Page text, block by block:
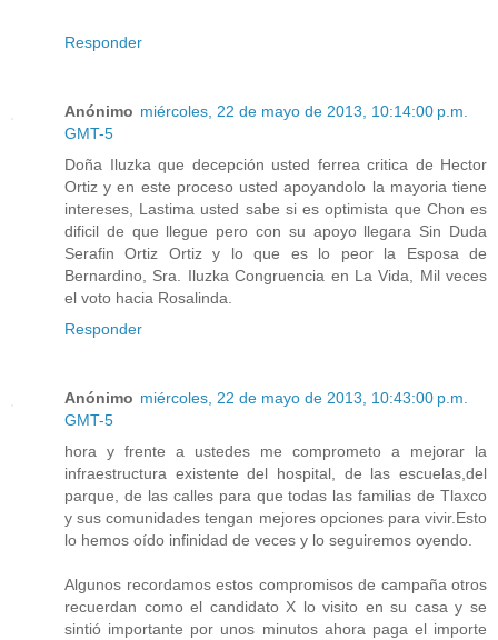
Responder
Anónimo miércoles, 22 de mayo de 2013, 10:14:00 p.m.
GMT-5
Doña Iluzka que decepción usted ferrea critica de Hector
Ortiz y en este proceso usted apoyandolo la mayoria tiene
intereses, Lastima usted sabe si es optimista que Chon es
dificil de que llegue pero con su apoyo llegara Sin Duda
Serafin Ortiz Ortiz y lo que es lo peor la Esposa de
Bernardino, Sra. Iluzka Congruencia en La Vida, Mil veces
el voto hacia Rosalinda.
Responder
Anónimo miércoles, 22 de mayo de 2013, 10:43:00 p.m.
GMT-5
hora y frente a ustedes me comprometo a mejorar la
infraestructura existente del hospital, de las escuelas,del
parque, de las calles para que todas las familias de Tlaxco
y sus comunidades tengan mejores opciones para vivir.Esto
lo hemos oído infinidad de veces y lo seguiremos oyendo.
Algunos recordamos estos compromisos de campaña otros
recuerdan como el candidato X lo visito en su casa y se
sintió importante por unos minutos ahora paga el importe